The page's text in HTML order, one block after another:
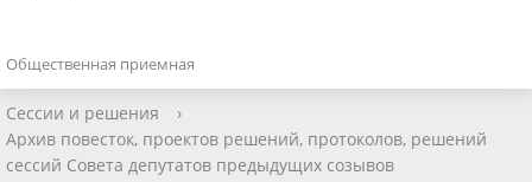
Общественная приемная
Сессии и решения
›
Архив повесток, проектов решений, протоколов, решений
сессий Совета депутатов предыдущих созывов